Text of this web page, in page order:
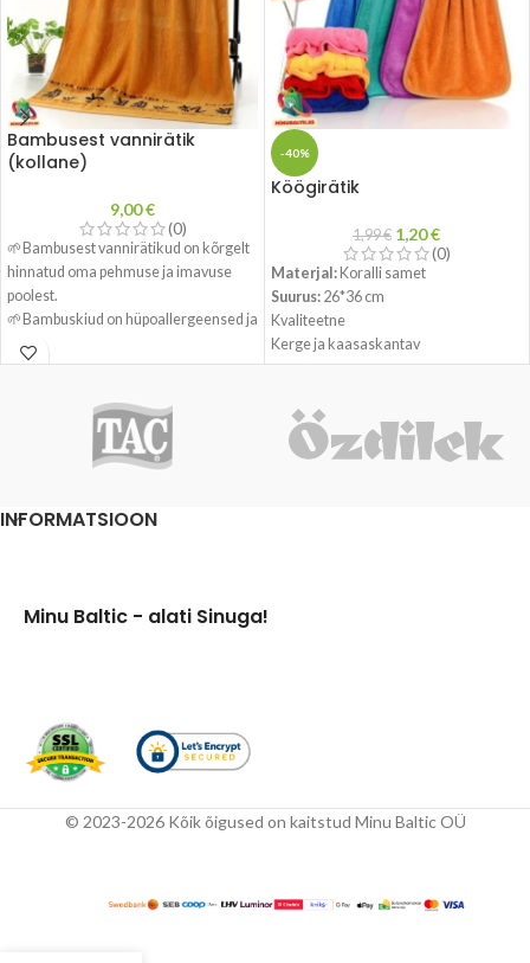
Bambusest vannirätik
(kollane)
9,00€
(0)
🌱Bambusest vannirätikud on kõrgelt
hinnatud oma pehmuse ja imavuse
poolest.
🌱Bambuskiud on hüpoallergeensed ja
sobivad hästi tundlikule nahale, samuti
on bambus keskkonnasõbralik valik.
-40%
Köögirätik
1,99€ 1,20€
(0)
Materjal: Koralli samet
Suurus: 26*36 cm
Kvaliteetne
Kerge ja kaasaskantav
Vastupidav ja praktiline
INFORMATSIOON
Minu Baltic - alati Sinuga!
© 2023-2026 Kõik õigused on kaitstud Minu Baltic OÜ